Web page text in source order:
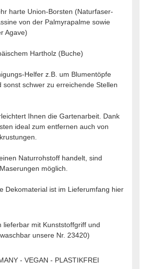
harte Union-Borsten (Naturfaser-
von der Palmyrapalme sowie
Agave)
Hartholz (Buche)
Helfer z.B. um Blumentöpfe
sonst schwer zu erreichende Stellen
Ihnen die Gartenarbeit. Dank
ideal zum entfernen auch von
Naturrohstoff handelt, sind
möglich.
Dekomaterial ist im Lieferumfang hier
lieferbar mit Kunststoffgriff und
unsere Nr. 23420)
- VEGAN - PLASTIKFREI